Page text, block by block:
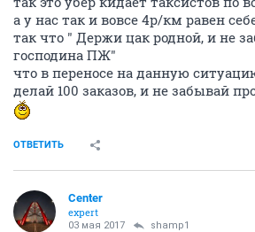
а у нас так и вовсе 4р/км равен
так что " Держи цак родной, и не
господина ПЖ"
что в переносе на данную
делай 100 заказов, и не забывай
ОТВЕТИТЬ
Center
expert
03 мая 2017 shamp1